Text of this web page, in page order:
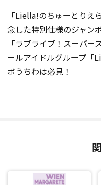
「Liella!のちゅーとり
念した特別仕様のジャン
「ラブライブ！スーパ
ールアイドルグループ「
ボうちわは必見！